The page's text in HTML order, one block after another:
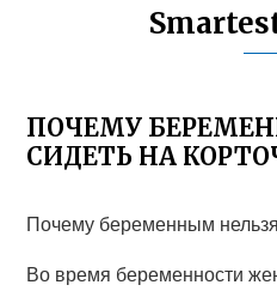
ПОЧЕМУ
СИДЕТЬ НА
Почему беременным нельзя
Во время беременности